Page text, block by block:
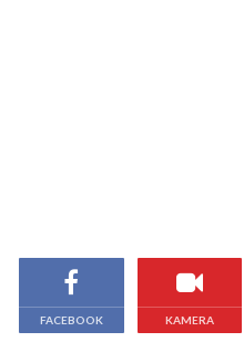
FACEBOOK KAMERA